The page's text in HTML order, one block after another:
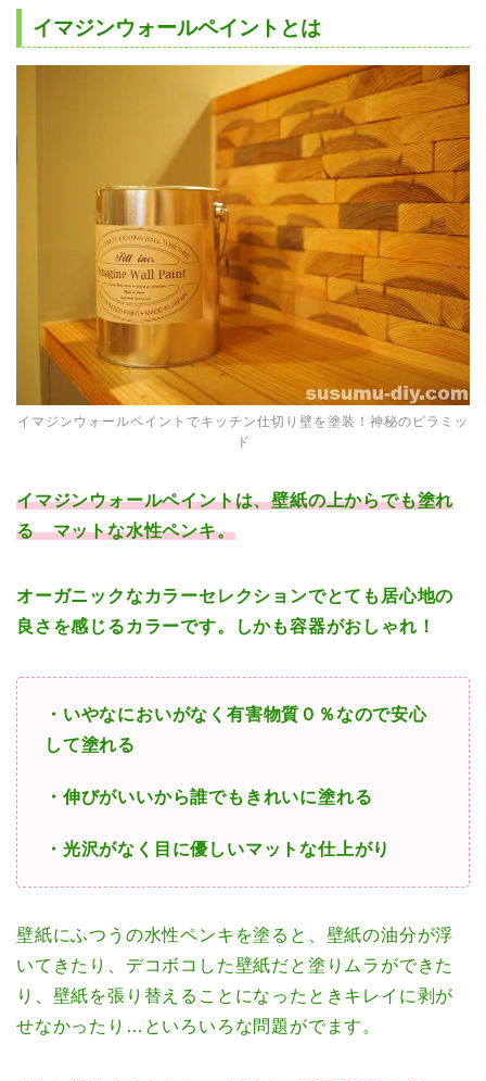
イマジンウォールペイントとは
イマジンウォールペイントでキッチン仕切り壁を塗装！神秘のピラミッ
ド
イマジンウォールペイントは、壁紙の上からでも塗れ
る マットな水性ペンキ。
オーガニックなカラーセレクションでとても居心地の
良さを感じるカラーです。しかも容器がおしゃれ！
・いやなにおいがなく有害物質０％なので安心
して塗れる
・伸びがいいから誰でもきれいに塗れる
・光沢がなく目に優しいマットな仕上がり
壁紙にふつうの水性ペンキを塗ると、壁紙の油分が浮
いてきたり、デコボコした壁紙だと塗りムラができた
り、壁紙を張り替えることになったときキレイに剥が
せなかったり…といろいろな問題がでます。